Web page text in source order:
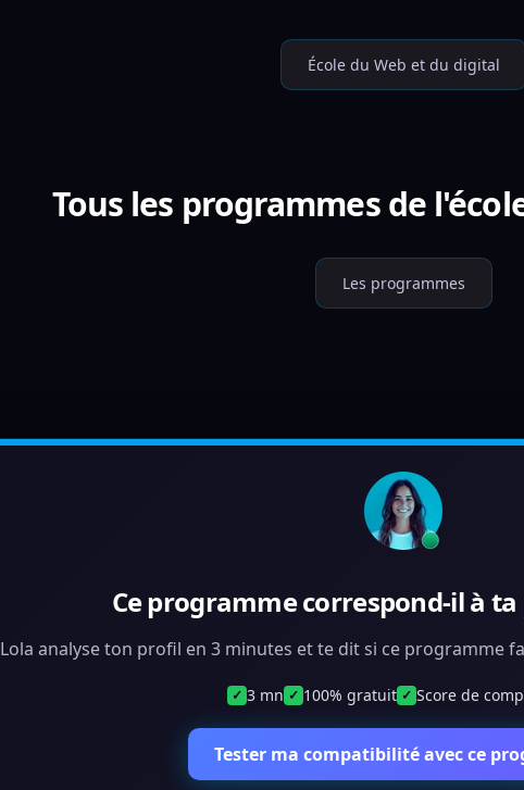
École du Web et du digital
Tous les programmes de
Les programmes
Ce programme correspond-il à
Lola analyse ton profil en 3 minutes et te dit si ce programme
✓ 3 mn ✓ 100% gratuit ✓ Score de
Tester ma compatibilité avec ce